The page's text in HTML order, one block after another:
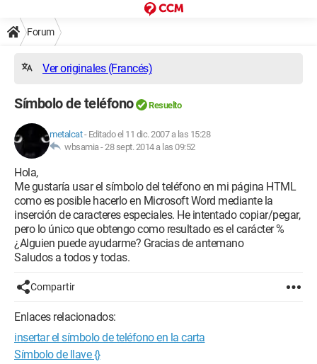
Forum
Ver originales (Francés)
Símbolo de teléfono Resuelto
metalcat- Editado el 11 dic. 2007 a las 15:28
wbsamia -28 sept. 2014 a las 09:52
Hola,
Me gustaría usar el símbolo del teléfono en mi página HTML
como es posible hacerlo en Microsoft Word mediante la
inserción de caracteres especiales. He intentado copiar/pegar,
pero lo único que obtengo como resultado es el carácter %
¿Alguien puede ayudarme? Gracias de antemano
Saludos a todos y todas.
Compartir
Enlaces relacionados:
insertar el símbolo de teléfono en la carta
Símbolo de llave {}